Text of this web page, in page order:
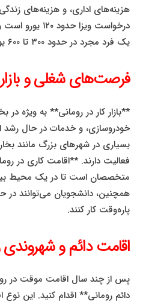
هزینه‌های اداری، و هزینه‌های
درخواست ویزا
یک فرد مجرد در حدود ۳۰۰ تا ۶۰۰ یورو تخمین زده می‌شود.
فرصت‌های شغلی و بازار
خودروسازی، و خدمات در حال
بسیاری در شهرهای بزرگ مانند
فعالیت دارند. **اقامت کاری در
متخصصان است تا در یک محیط
همچنین، دانشجویان می‌توانند
پاره‌وقت کار کنند.
اقامت دائم و شهروندی
پس از چند سال اقامت موقت در
دائم رومانی** اقدام کنید. این